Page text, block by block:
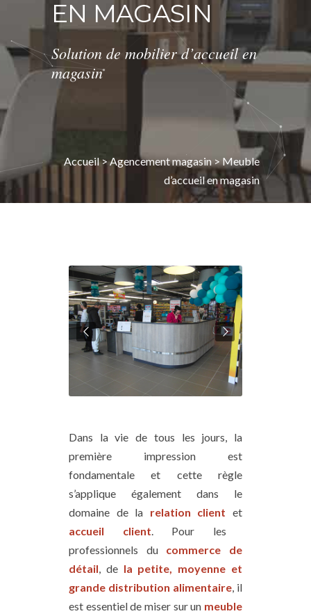
EN MAGASIN
Solution de mobilier d’accueil en
magasin
Accueil>Agencement magasin>Meuble
d’accueil en magasin
Dans la vie de tous les jours, la
première impression est
fondamentale et cette règle
s’applique également dans le
domaine de la relation clientet
accueil client . Pour les
professionnels du commerce de
détail , de la petite, moyenne et
grande distribution alimentaire , il
est essentiel de miser sur un meuble